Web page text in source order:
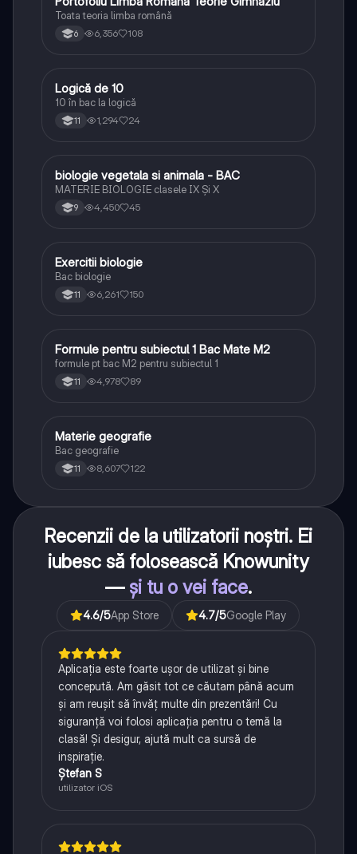
Toata teoria limba română
6 6,356 108
Logică
Logică de 10
10 în bac la logică
11 1,294 24
Biologie
biologie vegetala si animala - BAC
MATERIE BIOLOGIE clasele IX Şi X
9 4,450 45
Biologie
Exercitii biologie
Bac biologie
11 6,261 150
Matematică
Formule pentru subiectul 1 Bac Mate M2
formule pt bac M2 pentru subiectul 1
11 4,978 89
Geografie
Materie geografie
Bac geografie
11 8,607 122
Recenzii de la utilizatorii noștri. Ei
iubesc să folosească Knowunity
— și tu o vei face.
4.6/5App Store 4.7/5Google Play
Aplicația este foarte ușor de utilizat și bine
concepută. Am găsit tot ce căutam până acum
și am reușit să învăț multe din prezentări! Cu
siguranță voi folosi aplicația pentru o temă la
clasă! Și desigur, ajută mult ca sursă de
inspirație.
Ștefan S
utilizator iOS